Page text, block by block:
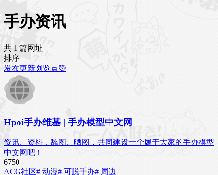
手办资讯
共 1 篇网址
排序
发布更新浏览点赞
Hpoi手办维基 | 手办模型中文网
资讯、资料，舔图、晒图，共同建设一个属于大家的手办模型
中文网吧！
6750
ACG社区# 动漫# 可脱手办# 周边